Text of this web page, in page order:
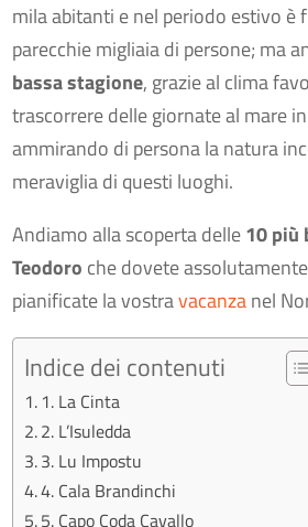
mila abitanti e nel periodo estivo è
parecchie migliaia di persone; ma
bassa stagione, grazie al clima
trascorrere delle giornate al mare
ammirando di persona la natura
meraviglia di questi luoghi.
Andiamo alla scoperta delle10 più
Teodoro che dovete
pianificate la vostravacanzanel
Indice dei contenuti
1. La Cinta
2. L’Isuledda
3. Lu Impostu
4. Cala Brandinchi
5. Capo Coda Cavallo